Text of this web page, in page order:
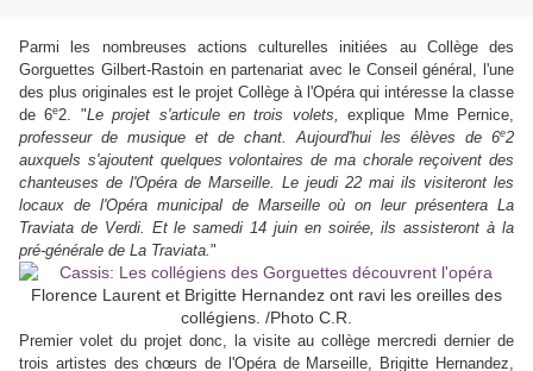
Parmi les nombreuses actions culturelles initiées au Collège des
Gorguettes Gilbert-Rastoin en partenariat avec le Conseil général, l'une
des plus originales est le projet Collège à l'Opéra qui intéresse la classe
de 6e2. "Le projet s'articule en trois volets, explique Mme Pernice,
professeur de musique et de chant. Aujourd'hui les élèves de 6e2
auxquels s'ajoutent quelques volontaires de ma chorale reçoivent des
chanteuses de l'Opéra de Marseille. Le jeudi 22 mai ils visiteront les
locaux de l'Opéra municipal de Marseille où on leur présentera La
Traviata de Verdi. Et le samedi 14 juin en soirée, ils assisteront à la
pré-générale de La Traviata."
Florence Laurent et Brigitte Hernandez ont ravi les oreilles des
collégiens. /Photo C.R.
Premier volet du projet donc, la visite au collège mercredi dernier de
trois artistes des chœurs de l'Opéra de Marseille, Brigitte Hernandez,